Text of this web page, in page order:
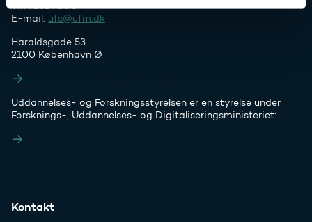
Tlf. 7231 7800
E-mail: ufs@ufm.dk
Haraldsgade 53
2100 København Ø
Uddannelses- og Forskningsstyrelsen er en styrelse under
Forsknings-, Uddannelses- og Digitaliseringsministeriet:
Kontakt